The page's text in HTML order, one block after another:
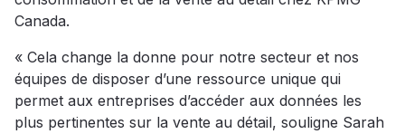
Canada.
« Cela change la donne pour notre secteur et nos
équipes de disposer d’une ressource unique qui
permet aux entreprises d’accéder aux données les
plus pertinentes sur la vente au détail, souligne Sarah